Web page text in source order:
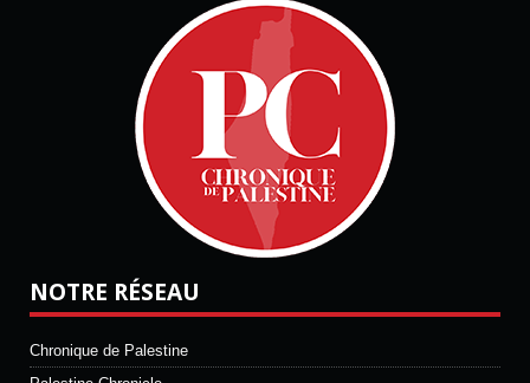
NOTRE RÉSEAU
Chronique de Palestine